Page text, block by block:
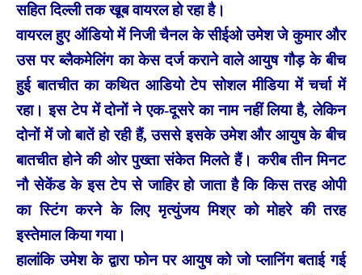
सहित दिल्ली तक खूब वायरल हो रहा है।
वायरल हुए ऑडियो में निजी चैनल के सीईओ उमेश जे कुमार और
उस पर ब्लैकमेलिंग का केस दर्ज कराने वाले आयुष गौड़ के बीच
हुई बातचीत का कथित आडियो टेप सोशल मीडिया में चर्चा में
रहा। इस टेप में दोनों ने एक-दूसरे का नाम नहीं लिया है, लेकिन
दोनों में जो बातें हो रही हैं, उससे इसके उमेश और आयुष के बीच
बातचीत होने की ओर पुख्ता संकेत मिलते हैं। करीब तीन मिनट
नौ सेकेंड के इस टेप से जाहिर हो जाता है कि किस तरह ओपी
का स्टिंग करने के लिए मृत्युंजय मिश्र को मोहरे की तरह
इस्तेमाल किया गया।
हालांकि उमेश के द्वारा फोन पर आयुष को जो प्लानिंग बताई गई